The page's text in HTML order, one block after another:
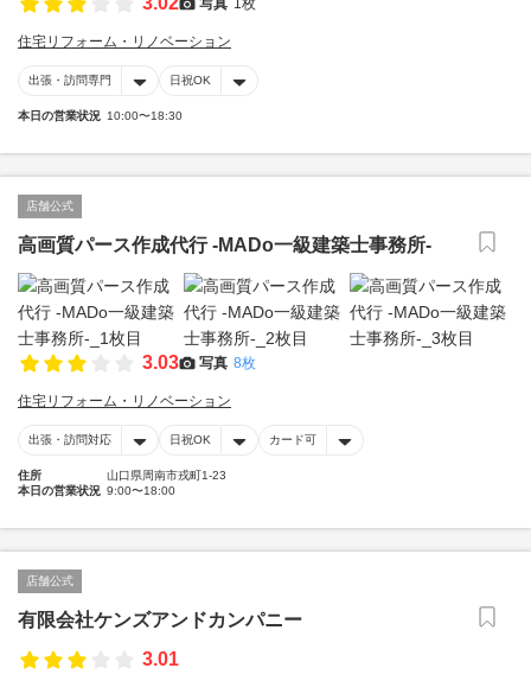
住宅リフォーム・リノベーション
出張・訪問専門 日祝OK
本日の営業状況 10:00〜18:30
店舗公式
高画質パース作成代行 -MADo一級建築士事務所-
3.03 写真 8枚
住宅リフォーム・リノベーション
出張・訪問対応 日祝OK カード可
住所
山口県周南市戎町1-23
本日の営業状況 9:00〜18:00
店舗公式
有限会社ケンズアンドカンパニー
3.01